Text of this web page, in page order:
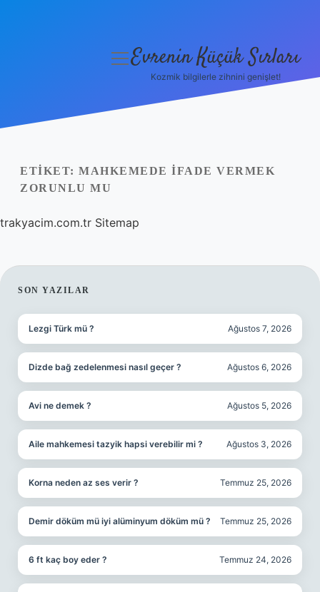
Yasal Uyarı
menüyü
Evrenin Küçük Sırları
Kozmik bilgilerle zihnini genişlet!
ETIKET: MAHKEMEDE IFADE VERMEK
ZORUNLU MU
trakyacim.com.tr Sitemap
SIDEBAR
SON YAZILAR
Lezgi Türk mü ? Ağustos 7, 2026
Dizde bağ zedelenmesi nasıl geçer ? Ağustos 6, 2026
Avi ne demek ? Ağustos 5, 2026
Aile mahkemesi tazyik hapsi verebilir mi ? Ağustos 3, 2026
Korna neden az ses verir ? Temmuz 25, 2026
Demir döküm mü iyi alüminyum döküm mü ? Temmuz 25, 2026
6 ft kaç boy eder ? Temmuz 24, 2026